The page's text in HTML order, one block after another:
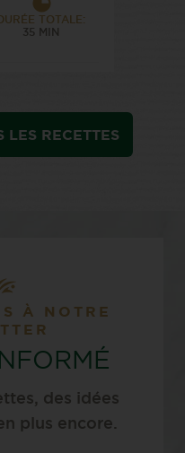
DURÉE TOTALE:
35 MIN
LES RECETTES
À NOTRE
des idées
plus encore.